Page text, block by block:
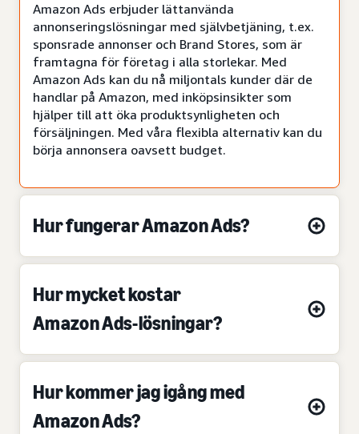
Amazon Ads erbjuder lättanvända
annonseringslösningar med självbetjäning, t.ex.
sponsrade annonser och Brand Stores, som är
framtagna för företag i alla storlekar. Med
Amazon Ads kan du nå miljontals kunder där de
handlar på Amazon, med inköpsinsikter som
hjälper till att öka produktsynligheten och
försäljningen. Med våra flexibla alternativ kan du
börja annonsera oavsett budget.
Hur fungerar Amazon Ads?
Hur mycket kostar
Amazon Ads-lösningar?
Hur kommer jag igång med
Amazon Ads?